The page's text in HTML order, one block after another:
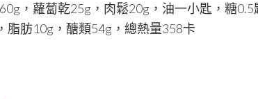
，蘿蔔乾25g，肉鬆20g，油一小匙，糖0.5
脂肪10g，醣類54g，總熱量358卡